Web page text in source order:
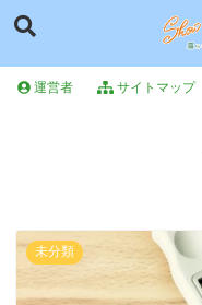
運営者 サイトマップ
未分類